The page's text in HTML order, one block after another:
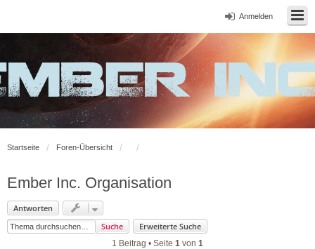
Anmelden
Startseite Foren-Übersicht
Ember Inc. Organisation
Antworten
Suche
Erweiterte Suche
1 Beitrag • Seite 1 von 1